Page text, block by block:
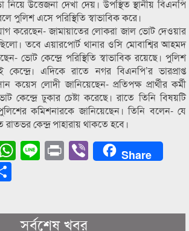
উত্তেজনা দেখা দেয়। উপস্থিত স্থানীয় বিএনপি
পুলিশ এসে পরিস্থিতি স্বাভাবিক করে।
করেছেন- জামায়াতের লোকরা জাল ভোট দেওয়ার
তবে এয়ারপোর্ট থানার ওসি মোবাশ্বির আহমদ
ভোট কেন্দ্রে পরিস্থিতি স্বাভাবিক রয়েছে। পুলিশ
এদিকে রাতে নগর বিএনপি’র ভারপ্রাপ্ত
কয়েস লোদী জানিয়েছেন- প্রতিপক্ষ প্রার্থীর কর্মী
কেন্দ্রে ঢুকার চেষ্টা করেছে। রাতে তিনি বিষয়টি
কমিশনারকে জানিয়েছেন। তিনি বলেন- যে
রাতভর কেন্দ্র পাহারায় থাকতে হবে।
WhatsApp
LinePrintViberShare
সর্বশেষ খবর